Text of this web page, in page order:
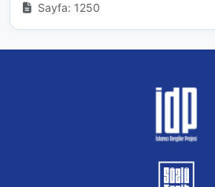
Sayfa: 1250